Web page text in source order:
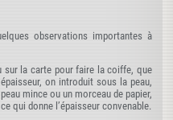
observations importantes à
sur la carte pour faire la coiffe, que
on introduit sous la peau,
mince ou un morceau de papier,
qui donne l’épaisseur convenable.